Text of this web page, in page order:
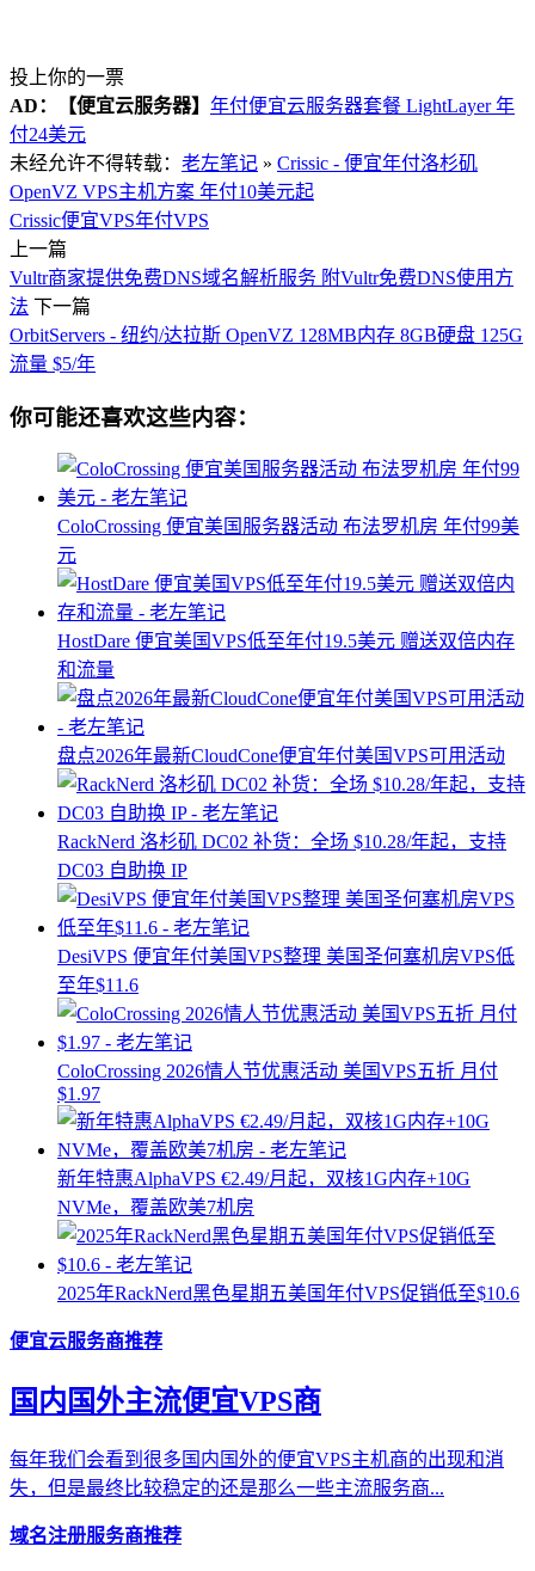
投上你的一票
AD：
【便宜云服务器】 年付便宜云服务器套餐 LightLayer 年
付24美元
未经允许不得转载： 老左笔记 » Crissic - 便宜年付洛杉矶
OpenVZ VPS主机方案 年付10美元起
Crissic便宜VPS年付VPS
上一篇
Vultr商家提供免费DNS域名解析服务 附Vultr免费DNS使用方
法 下一篇
OrbitServers - 纽约/达拉斯 OpenVZ 128MB内存 8GB硬盘 125G
流量 $5/年
你可能还喜欢这些内容：
ColoCrossing 便宜美国服务器活动 布法罗机房 年付99美
元
HostDare 便宜美国VPS低至年付19.5美元 赠送双倍内存
和流量
盘点2026年最新CloudCone便宜年付美国VPS可用活动
RackNerd 洛杉矶 DC02 补货：全场 $10.28/年起，支持
DC03 自助换 IP
DesiVPS 便宜年付美国VPS整理 美国圣何塞机房VPS低
至年$11.6
ColoCrossing 2026情人节优惠活动 美国VPS五折 月付
$1.97
新年特惠AlphaVPS €2.49/月起，双核1G内存+10G
NVMe，覆盖欧美7机房
2025年RackNerd黑色星期五美国年付VPS促销低至$10.6
便宜云服务商推荐
国内国外主流便宜VPS商
每年我们会看到很多国内国外的便宜VPS主机商的出现和消
失，但是最终比较稳定的还是那么一些主流服务商...
域名注册服务商推荐